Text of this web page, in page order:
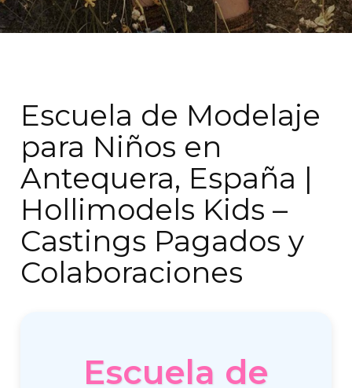
Escuela de Modelaje
para Niños en
Antequera, España |
Hollimodels Kids –
Castings Pagados y
Colaboraciones
Escuela de